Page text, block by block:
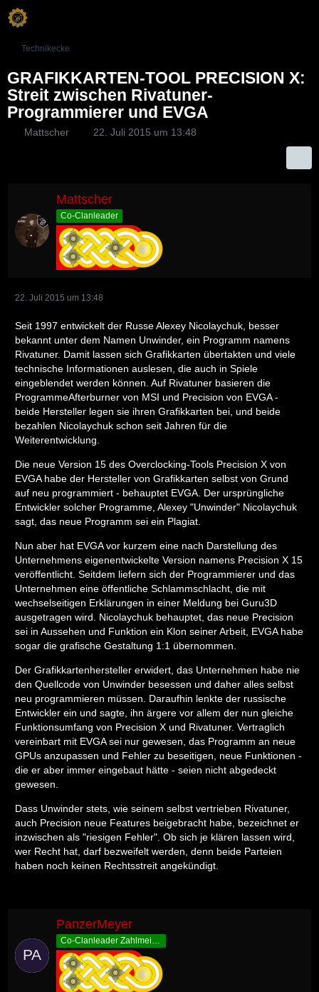
Technikecke
GRAFIKKARTEN-TOOL PRECISION X:
Streit zwischen Rivatuner-
Programmierer und EVGA
Mattscher 22. Juli 2015 um 13:48
Mattscher
Co-Clanleader
22. Juli 2015 um 13:48
Seit 1997 entwickelt der Russe Alexey Nicolaychuk, besser
bekannt unter dem Namen Unwinder, ein Programm namens
Rivatuner. Damit lassen sich Grafikkarten übertakten und viele
technische Informationen auslesen, die auch in Spiele
eingeblendet werden können. Auf Rivatuner basieren die
ProgrammeAfterburner von MSI und Precision von EVGA -
beide Hersteller legen sie ihren Grafikkarten bei, und beide
bezahlen Nicolaychuk schon seit Jahren für die
Weiterentwicklung.
Die neue Version 15 des Overclocking-Tools Precision X von
EVGA habe der Hersteller von Grafikkarten selbst von Grund
auf neu programmiert - behauptet EVGA. Der ursprüngliche
Entwickler solcher Programme, Alexey "Unwinder" Nicolaychuk
sagt, das neue Programm sei ein Plagiat.
Nun aber hat EVGA vor kurzem eine nach Darstellung des
Unternehmens eigenentwickelte Version namens Precision X 15
veröffentlicht. Seitdem liefern sich der Programmierer und das
Unternehmen eine öffentliche Schlammschlacht, die mit
wechselseitigen Erklärungen in einer Meldung bei Guru3D
ausgetragen wird. Nicolaychuk behauptet, das neue Precision
sei in Aussehen und Funktion ein Klon seiner Arbeit, EVGA habe
sogar die grafische Gestaltung 1:1 übernommen.
Der Grafikkartenhersteller erwidert, das Unternehmen habe nie
den Quellcode von Unwinder besessen und daher alles selbst
neu programmieren müssen. Daraufhin lenkte der russische
Entwickler ein und sagte, ihn ärgere vor allem der nun gleiche
Funktionsumfang von Precision X und Rivatuner. Vertraglich
vereinbart mit EVGA sei nur gewesen, das Programm an neue
GPUs anzupassen und Fehler zu beseitigen, neue Funktionen -
die er aber immer eingebaut hätte - seien nicht abgedeckt
gewesen.
Dass Unwinder stets, wie seinem selbst vertrieben Rivatuner,
auch Precision neue Features beigebracht habe, bezeichnet er
inzwischen als "riesigen Fehler". Ob sich je klären lassen wird,
wer Recht hat, darf bezweifelt werden, denn beide Parteien
haben noch keinen Rechtsstreit angekündigt.
PanzerMeyer